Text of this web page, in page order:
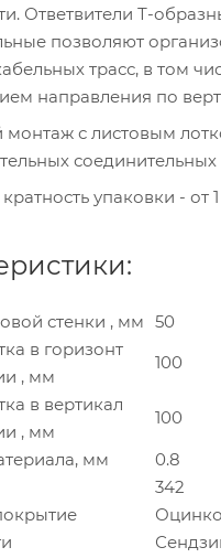
Ответвители Т-
позволяют
трасс, в том
направления по
с листовым
соединительных
упаковки - от
стенки , мм 50
в горизонт
, мм
100
в вертикал
, мм
100
мм
0.8
342